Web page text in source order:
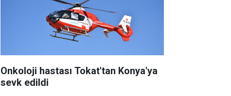
Onkoloji hastası Tokat'tan Konya'ya
sevk edildi